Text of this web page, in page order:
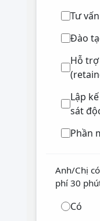
Tư
Đào
Hỗ
Lập
sát
Phần
Anh/Chị
phí 30
Có